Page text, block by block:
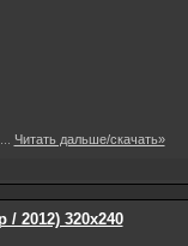
Читать дальше/скачать»
2012) 320х240